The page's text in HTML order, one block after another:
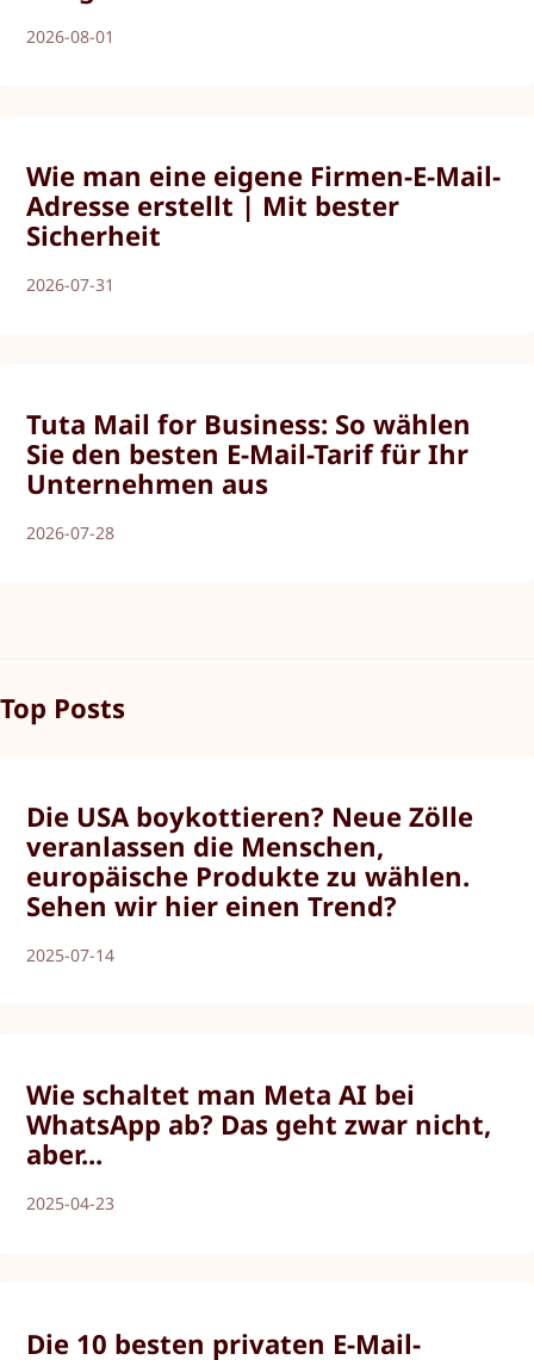
2026-08-01
Wie man eine eigene Firmen-E-Mail-
Adresse erstellt | Mit bester
Sicherheit
2026-07-31
Tuta Mail for Business: So wählen
Sie den besten E-Mail-Tarif für Ihr
Unternehmen aus
2026-07-28
Top Posts
Die USA boykottieren? Neue Zölle
veranlassen die Menschen,
europäische Produkte zu wählen.
Sehen wir hier einen Trend?
2025-07-14
Wie schaltet man Meta AI bei
WhatsApp ab? Das geht zwar nicht,
aber...
2025-04-23
Die 10 besten privaten E-Mail-